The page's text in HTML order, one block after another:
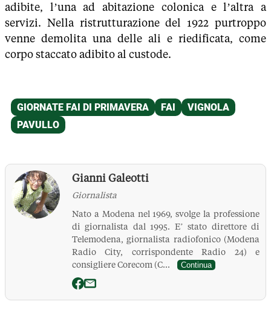
adibite, l’una ad abitazione colonica e l’altra a
servizi. Nella ristrutturazione del 1922 purtroppo
venne demolita una delle ali e riedificata, come
corpo staccato adibito al custode.
Gianni Galeotti
Giornalista
Nato a Modena nel 1969, svolge la professione
di giornalista dal 1995. E’ stato direttore di
Telemodena, giornalista radiofonico (Modena
Radio City, corrispondente Radio 24) e
consigliere Corecom (C...
Continua